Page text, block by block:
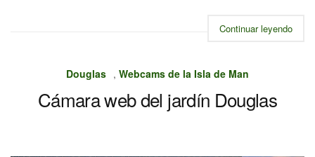
Continuar leyendo
Douglas , Webcams de la Isla de Man
Cámara web del jardín Douglas